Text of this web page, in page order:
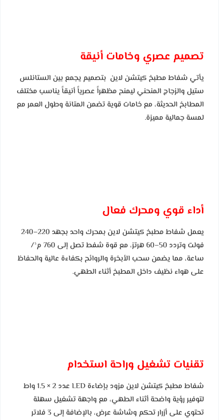
تصميم عصري وخامات أنيقة
يأتي شفاط مطبخ كيتشن لاين بتصميم يجمع بين الستانلس
ستيل والزجاج المنحني ليمنح مظهراً عصرياً أنيقاً يناسب مختلف
المطابخ الحديثة، مع خامات قوية تضمن المتانة وطول العمر مع
لمسة جمالية مميزة.
أداء قوي ومحرك فعال
يعمل شفاط مطبخ كيتشن لاين بمحرك واحد بجهد 220–240
فولت وتردد 50–60 هرتز، مع قوة شفط تصل إلى 760 م³/
ساعة، مما يضمن سحب الأبخرة والروائح بكفاءة عالية والحفاظ
على هواء نظيف داخل المطبخ أثناء الطهي.
تقنيات تشغيل وراحة استخدام
شفاط مطبخ كيتشن لاين مزود بإضاءة LED عدد 2 × 1.5 واط
لتوفير رؤية واضحة أثناء الطهي، مع واجهة تشغيل سهلة
تحتوي على أزرار تحكم وشاشة عرض، بالإضافة إلى 3 فلاتر